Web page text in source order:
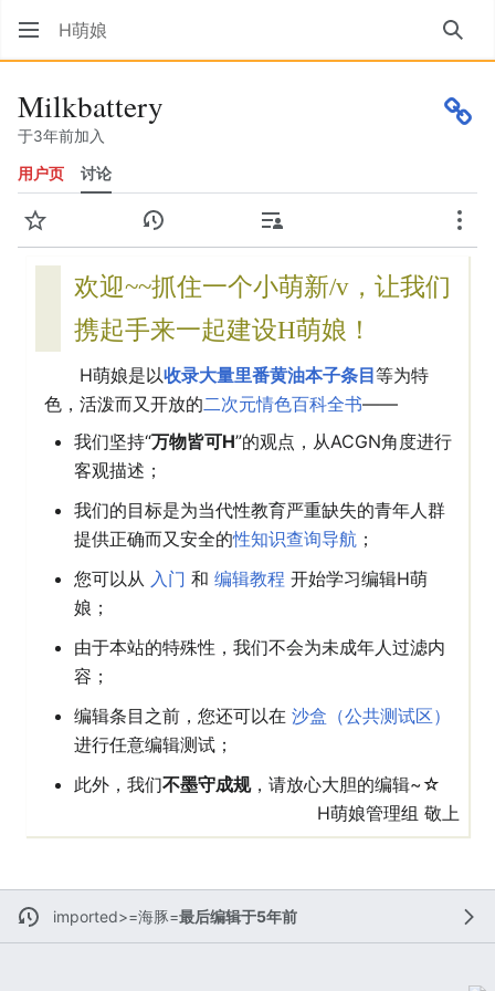
H萌娘 搜索
Milkbattery
于3年前加入
用户页 讨论
监视 查看历史 贡献 更多
欢迎~~抓住一个小萌新/v，让我们
携起手来一起建设H萌娘！
H萌娘是以收录大量里番黄油本子条目等为特
色，活泼而又开放的二次元情色百科全书——
我们坚持“万物皆可H”的观点，从ACGN角度进行
客观描述；
我们的目标是为当代性教育严重缺失的青年人群
提供正确而又安全的性知识查询导航 ；
您可以从 入门 和编辑教程 开始学习编辑H萌
娘；
由于本站的特殊性，我们不会为未成年人过滤内
容；
编辑条目之前，您还可以在沙盒（公共测试区）
进行任意编辑测试；
此外，我们不墨守成规，请放心大胆的编辑~☆
H萌娘管理组 敬上
imported>=海豚=最后编辑于5年前